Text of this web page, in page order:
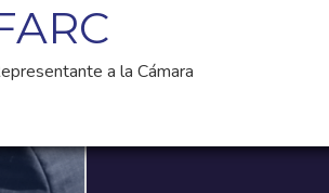
a la Cámara